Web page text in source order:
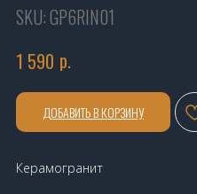
SKU:GP6RIN01
1 590 р.
ДОБАВИТЬ В КОРЗИНУ
Керамогранит